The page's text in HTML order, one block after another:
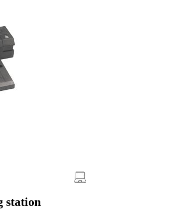
station